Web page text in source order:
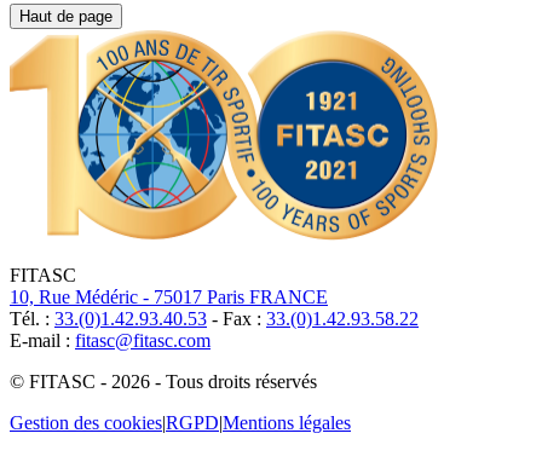
Haut de page
FITASC
10, Rue Médéric - 75017 Paris FRANCE
Tél. : 33.(0)1.42.93.40.53 - Fax : 33.(0)1.42.93.58.22
E-mail : fitasc@fitasc.com
© FITASC - 2026 - Tous droits réservés
Gestion des cookies|RGPD|Mentions légales